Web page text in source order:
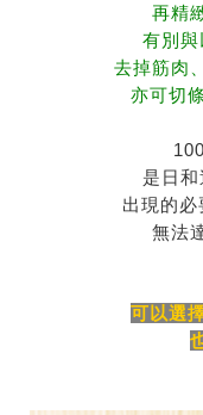
再精
有別
去掉筋肉
亦可切
是日
出現的
無法
可以選